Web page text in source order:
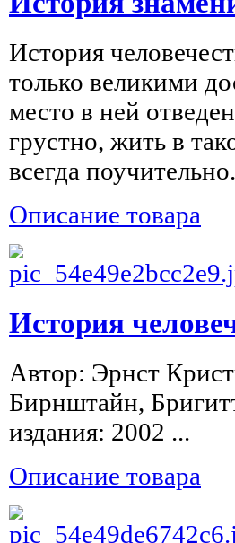
История
только великими
место в ней
грустно, жить в
всегда
Описание товара
История
Автор: Эрнст
Бирнштайн,
издания: 2002 ...
Описание товара